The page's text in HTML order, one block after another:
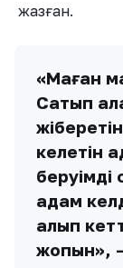
жазған.
«Маған
Сатып
келетін
адам
алып
жоқпын»,